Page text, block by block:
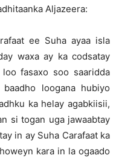
Aljazeera:
ee Suha ayaa isla
waxa ay ka codsatay
fasaxo soo saaridda
loogana hubiyo
ka helay agabkiisii,
si togan uga jawaabtay
in ay Suha Carafaat ka
kara in la ogaado